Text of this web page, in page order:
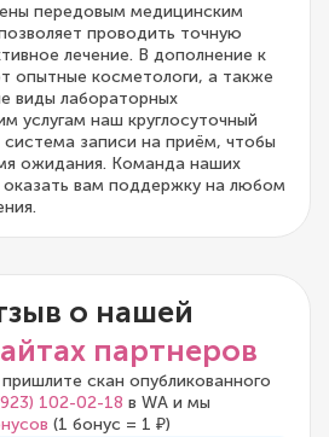
передовым медицинским
проводить точную
лечение. В дополнение к
опытные косметологи, а также
виды лабораторных
услугам наш круглосуточный
записи на приём, чтобы
ожидания. Команда наших
оказать вам поддержку на любом
о нашей
партнеров
скан опубликованного
102-02-18 в WA и мы
(1 бонус = 1 ₽)